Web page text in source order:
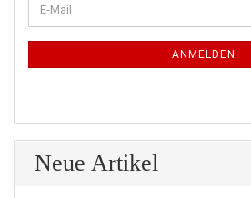
ZUR
NEWSLETTER-
E-
Mail
ANMELDEN
Neue Artikel